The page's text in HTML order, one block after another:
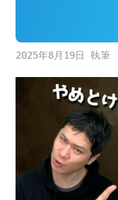
2025年8月19日